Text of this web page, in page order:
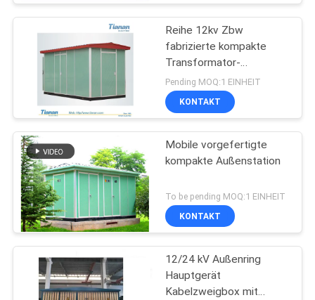
ÜBER
UNS
FABRIK-
AUSFLUG
QUALITÄTSKONTROLLE
TRETEN
SIE
MIT
bewegliche
23
Form-Harz-trockene
Art Transformator
33
Reihe 12kv Zbw
fabrizierte kompakte
Transformator-
Nebenstelle mit 3
Phasenschiebern vor
Pending MOQ:1 EINHEIT
KONTAKT
Mobile vorgefertigte
kompakte Außenstation
To be pending MOQ:1 EINHEIT
KONTAKT
12/24 kV Außenring
Hauptgerät
Kabelzweigbox mit